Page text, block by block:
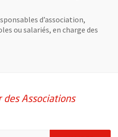
d’association,
ou salariés, en charge des
des Associations